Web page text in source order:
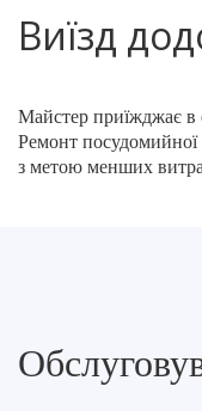
Виїзд
Майстер приїжджає в
Ремонт посудомийної
з метою менших